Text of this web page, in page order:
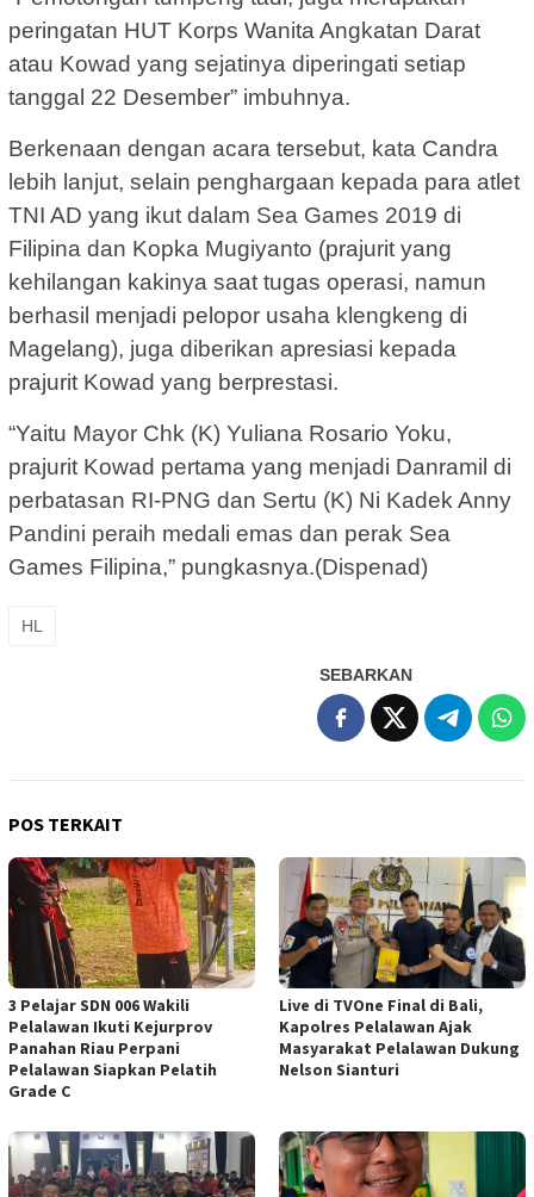
peringatan HUT Korps Wanita Angkatan Darat
atau Kowad yang sejatinya diperingati setiap
tanggal 22 Desember” imbuhnya.
Berkenaan dengan acara tersebut, kata Candra
lebih lanjut, selain penghargaan kepada para atlet
TNI AD yang ikut dalam Sea Games 2019 di
Filipina dan Kopka Mugiyanto (prajurit yang
kehilangan kakinya saat tugas operasi, namun
berhasil menjadi pelopor usaha klengkeng di
Magelang), juga diberikan apresiasi kepada
prajurit Kowad yang berprestasi.
“Yaitu Mayor Chk (K) Yuliana Rosario Yoku,
prajurit Kowad pertama yang menjadi Danramil di
perbatasan RI-PNG dan Sertu (K) Ni Kadek Anny
Pandini peraih medali emas dan perak Sea
Games Filipina,” pungkasnya.(Dispenad)
HL
SEBARKAN
POS TERKAIT
3 Pelajar SDN 006 Wakili
Pelalawan Ikuti Kejurprov
Panahan Riau Perpani
Pelalawan Siapkan Pelatih
Grade C
Live di TVOne Final di Bali,
Kapolres Pelalawan Ajak
Masyarakat Pelalawan Dukung
Nelson Sianturi